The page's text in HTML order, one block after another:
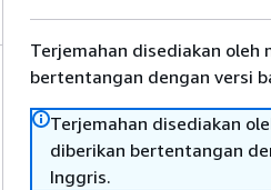
Terjemahan disediakan oleh
bertentangan dengan versi
Terjemahan disediakan
diberikan bertentangan
Inggris.